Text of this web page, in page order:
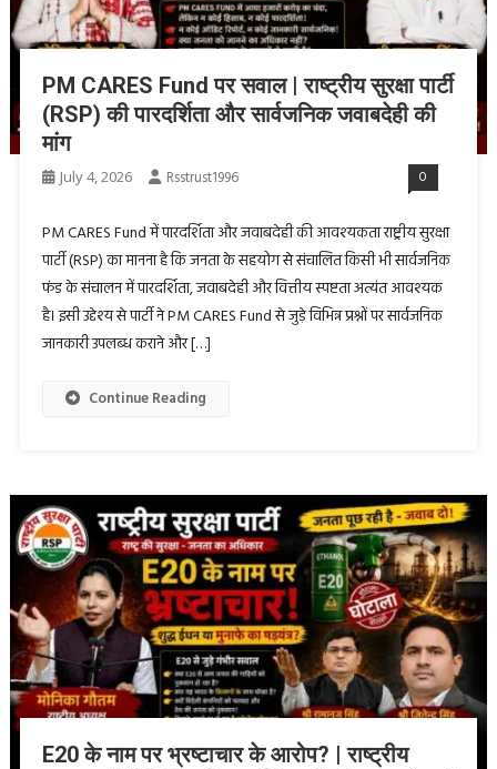
PM CARES Fund पर सवाल | राष्ट्रीय सुरक्षा पार्टी
(RSP) की पारदर्शिता और सार्वजनिक जवाबदेही की
मांग
July 4, 2026 Rsstrust1996 0
PM CARES Fund में पारदर्शिता और जवाबदेही की आवश्यकता राष्ट्रीय सुरक्षा
पार्टी (RSP) का मानना है कि जनता के सहयोग से संचालित किसी भी सार्वजनिक
फंड के संचालन में पारदर्शिता, जवाबदेही और वित्तीय स्पष्टता अत्यंत आवश्यक
है। इसी उद्देश्य से पार्टी ने PM CARES Fund से जुड़े विभिन्न प्रश्नों पर सार्वजनिक
जानकारी उपलब्ध कराने और […]
Continue Reading
E20 के नाम पर भ्रष्टाचार के आरोप? | राष्ट्रीय